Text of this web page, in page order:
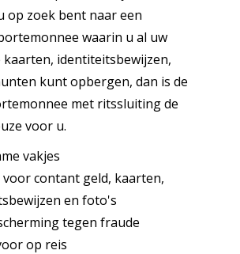
op zoek bent naar een
waarin u al uw
identiteitsbewijzen,
kunt opbergen, dan is de
met ritssluiting de
voor u.
vakjes
voor contant geld, kaarten,
en foto's
tegen fraude
op reis